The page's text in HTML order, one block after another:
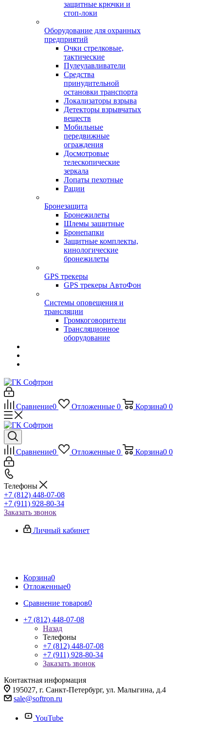
защитные крючки и
стоп-локи
Оборудование для охранных
предприятий
Очки стрелковые,
тактические
Пулеулавливатели
Средства
принудительной
остановки транспорта
Локализаторы взрыва
Детекторы взрывчатых
веществ
Мобильные
передвижные
ограждения
Досмотровые
телескопические
зеркала
Лопаты пехотные
Рации
Бронезащита
Бронежилеты
Шлемы защитные
Бронепапки
Защитные комплекты,
кинологические
бронежилеты
GPS трекеры
GPS трекеры АвтоФон
Системы оповещения и
трансляции
Громкоговорители
Трансляционное
оборудование
Сравнение0 Отложенные 0 Корзина0 0
Сравнение0 Отложенные 0 Корзина0 0
Телефоны
+7 (812) 448-07-08
+7 (911) 928-80-34
Заказать звонок
Личный кабинет
Корзина0
Отложенные0
Сравнение товаров0
+7 (812) 448-07-08
Назад
Телефоны
+7 (812) 448-07-08
+7 (911) 928-80-34
Заказать звонок
Контактная информация
195027, г. Санкт-Петербург, ул. Малыгина, д.4
sale@softron.ru
YouTube